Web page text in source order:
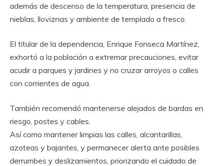
además de descenso de la temperatura, presencia de
nieblas, lloviznas y ambiente de templado a fresco.
El titular de la dependencia, Enrique Fonseca Martínez,
exhortó a la población a extremar precauciones, evitar
acudir a parques y jardines y no cruzar arroyos o calles
con corrientes de agua.
También recomendó mantenerse alejados de bardas en
riesgo, postes y cables.
Así como mantener limpias las calles, alcantarillas,
azoteas y bajantes, y permanecer alerta ante posibles
derrumbes y deslizamientos, priorizando el cuidado de